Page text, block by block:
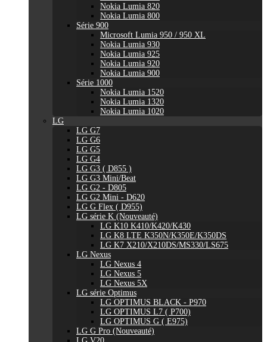
Nokia Lumia 820
Nokia Lumia 800
Série 900
Microsoft Lumia 950 / 950 XL
Nokia Lumia 930
Nokia Lumia 925
Nokia Lumia 920
Nokia Lumia 900
Série 1000
Nokia Lumia 1520
Nokia Lumia 1320
Nokia Lumia 1020
LG
LG G7
LG G6
LG G5
LG G4
LG G3 ( D855 )
LG G3 Mini/Beat
LG G2 - D805
LG G2 Mini - D620
LG G Flex ( D955)
LG série K (Nouveauté)
LG K10 K410/K420/K430
LG K8 LTE K350N/K350E/K350DS
LG K7 X210/X210DS/MS330/LS675
LG Nexus
LG Nexus 4
LG Nexus 5
LG Nexus 5X
LG série Optimus
LG OPTIMUS BLACK - P970
LG OPTIMUS L7 ( P700)
LG OPTIMUS G ( E975)
LG G Pro (Nouveauté)